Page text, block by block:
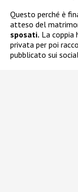
Questo perché è
atteso del
sposati. La
privata per poi
pubblicato sui